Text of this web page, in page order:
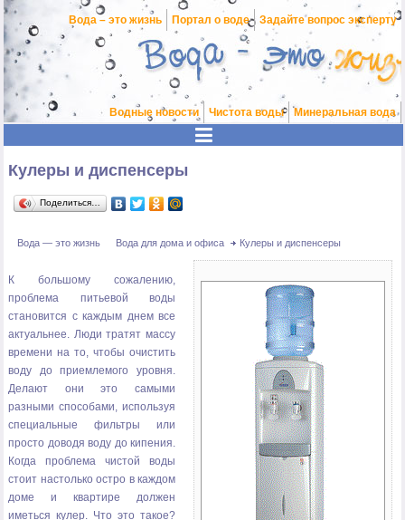
Вода – это жизнь Портал о воде Задайте вопрос эксперту
Водные новости Чистота воды Минеральная вода
Кулеры и диспенсеры
Поделиться…
Вода — это жизнь Вода для дома и офиса Кулеры и диспенсеры
К большому сожалению,
проблема питьевой воды
становится с каждым днем все
актуальнее. Люди тратят массу
времени на то, чтобы очистить
воду до приемлемого уровня.
Делают они это самыми
разными способами, используя
специальные фильтры или
просто доводя воду до кипения.
Когда проблема чистой воды
стоит настолько остро в каждом
доме и квартире должен
иметься кулер. Что это такое?